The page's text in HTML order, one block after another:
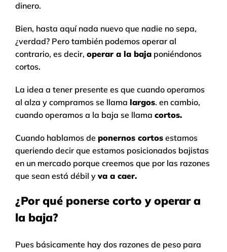
dinero.
Bien, hasta aquí nada nuevo que nadie no sepa,
¿verdad? Pero también podemos operar al
contrario, es decir, operar a la baja poniéndonos
cortos.
La idea a tener presente es que cuando operamos
al alza y compramos se llama largos. en cambio,
cuando operamos a la baja se llama cortos.
Cuando hablamos de ponernos cortos estamos
queriendo decir que estamos posicionados bajistas
en un mercado porque creemos que por las razones
que sean está débil y va a caer.
¿Por qué ponerse corto y operar a
la baja?
Pues básicamente hay dos razones de peso para